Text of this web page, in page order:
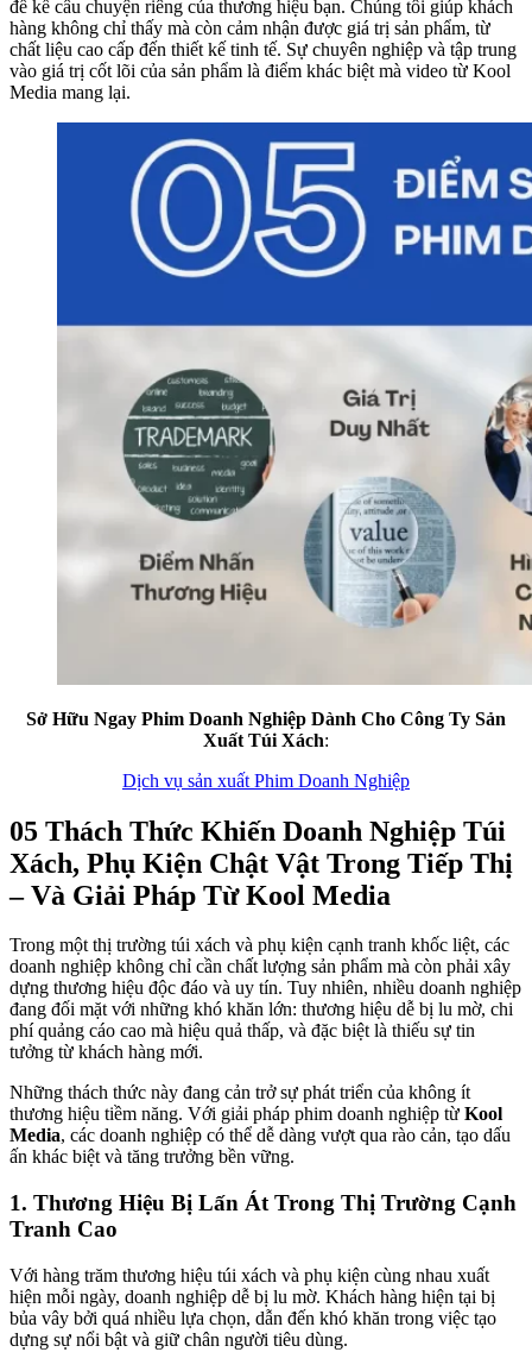
để kể câu chuyện riêng của thương hiệu bạn. Chúng tôi giúp khách
hàng không chỉ thấy mà còn cảm nhận được giá trị sản phẩm, từ
chất liệu cao cấp đến thiết kế tinh tế. Sự chuyên nghiệp và tập trung
vào giá trị cốt lõi của sản phẩm là điểm khác biệt mà video từ Kool
Media mang lại.
Sở Hữu Ngay Phim Doanh Nghiệp Dành Cho Công Ty Sản
Xuất Túi Xách:
Dịch vụ sản xuất Phim Doanh Nghiệp
05 Thách Thức Khiến Doanh Nghiệp Túi
Xách, Phụ Kiện Chật Vật Trong Tiếp Thị
– Và Giải Pháp Từ Kool Media
Trong một thị trường túi xách và phụ kiện cạnh tranh khốc liệt, các
doanh nghiệp không chỉ cần chất lượng sản phẩm mà còn phải xây
dựng thương hiệu độc đáo và uy tín. Tuy nhiên, nhiều doanh nghiệp
đang đối mặt với những khó khăn lớn: thương hiệu dễ bị lu mờ, chi
phí quảng cáo cao mà hiệu quả thấp, và đặc biệt là thiếu sự tin
tưởng từ khách hàng mới.
Những thách thức này đang cản trở sự phát triển của không ít
thương hiệu tiềm năng. Với giải pháp phim doanh nghiệp từ Kool
Media, các doanh nghiệp có thể dễ dàng vượt qua rào cản, tạo dấu
ấn khác biệt và tăng trưởng bền vững.
1. Thương Hiệu Bị Lấn Át Trong Thị Trường Cạnh
Tranh Cao
Với hàng trăm thương hiệu túi xách và phụ kiện cùng nhau xuất
hiện mỗi ngày, doanh nghiệp dễ bị lu mờ. Khách hàng hiện tại bị
bủa vây bởi quá nhiều lựa chọn, dẫn đến khó khăn trong việc tạo
dựng sự nổi bật và giữ chân người tiêu dùng.